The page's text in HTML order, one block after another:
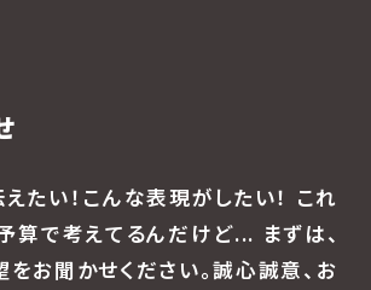
たい！こんな表現がしたい！ これ
算で考えてるんだけど... まずは、
お聞かせください。誠心誠意、お